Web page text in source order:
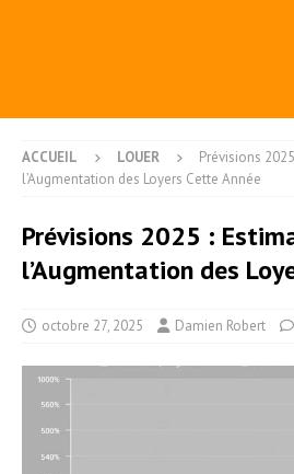
ACCUEIL LOUER
Prévisions
l’Augmentation des Loyers Cette Année
Prévisions 2025 :
l’Augmentation des
octobre 27, 2025 Damien Robert